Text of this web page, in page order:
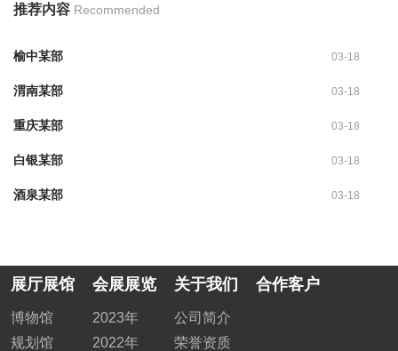
推荐内容 Recommended
榆中某部 03-18
渭南某部 03-18
重庆某部 03-18
白银某部 03-18
酒泉某部 03-18
展厅展馆
博物馆
规划馆
会展展览
2023年
2022年
关于我们
公司简介
荣誉资质
合作客户